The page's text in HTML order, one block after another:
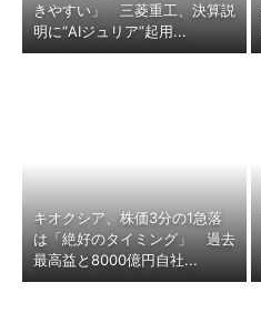
きやすい」 三菱重工、決算説
明に“AIジュリア”起用...
キオクシア、株価3分の1急落
は「絶好のタイミング」 過去
最高益と8000億円自社...